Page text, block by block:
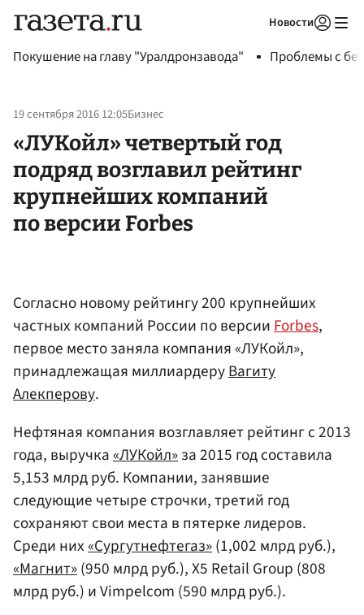
Новости
Покушение на главу "Уралдронзавода" Проблемы с
19 сентября 2016 12:05Бизнес
«ЛУКойл» четвертый год
подряд возглавил рейтинг
крупнейших компаний
по версии Forbes
Согласно новому рейтингу 200 крупнейших
частных компаний России по версииForbes,
первое место заняла компания «ЛУКойл»,
принадлежащая миллиардеруВагиту
Алекперову.
Нефтяная компания возглавляет рейтинг с 2013
года, выручка«ЛУКойл»за 2015 год составила
5,153 млрд руб. Компании, занявшие
следующие четыре строчки, третий год
сохраняют свои места в пятерке лидеров.
Среди них«Сургутнефтегаз»(1,002 млрд руб.),
«Магнит»(950 млрд руб.), X5 Retail Group (808
млрд руб.) и Vimpelcom (590 млрд руб.).